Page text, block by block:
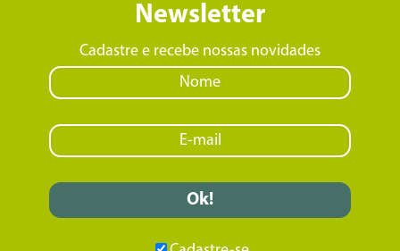
Newsletter
Cadastre e recebe nossas novidades